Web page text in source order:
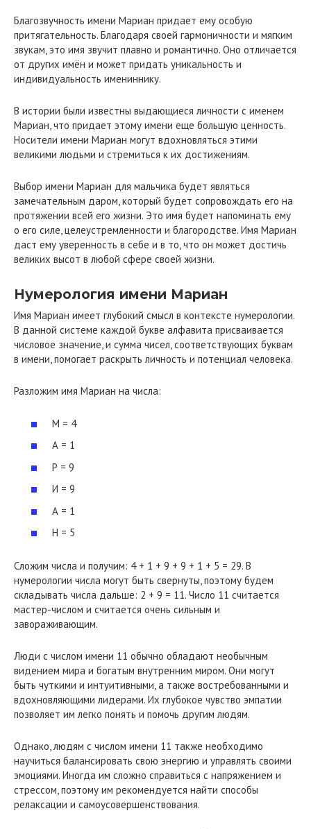
Благозвучность имени Мариан придает ему особую
притягательность. Благодаря своей гармоничности и мягким
звукам, это имя звучит плавно и романтично. Оно отличается
от других имён и может придать уникальность и
индивидуальность имениннику.
В истории были известны выдающиеся личности с именем
Мариан, что придает этому имени еще большую ценность.
Носители имени Мариан могут вдохновляться этими
великими людьми и стремиться к их достижениям.
Выбор имени Мариан для мальчика будет являться
замечательным даром, который будет сопровождать его на
протяжении всей его жизни. Это имя будет напоминать ему
о его силе, целеустремленности и благородстве. Имя Мариан
даст ему уверенность в себе и в то, что он может достичь
великих высот в любой сфере своей жизни.
Нумерология имени Мариан
Имя Мариан имеет глубокий смысл в контексте нумерологии.
В данной системе каждой букве алфавита присваивается
числовое значение, и сумма чисел, соответствующих буквам
в имени, помогает раскрыть личность и потенциал человека.
Разложим имя Мариан на числа:
М = 4
А = 1
Р = 9
И = 9
А = 1
Н = 5
Сложим числа и получим: 4 + 1 + 9 + 9 + 1 + 5 = 29. В
нумерологии числа могут быть свернуты, поэтому будем
складывать числа дальше: 2 + 9 = 11. Число 11 считается
мастер-числом и считается очень сильным и
завораживающим.
Люди с числом имени 11 обычно обладают необычным
видением мира и богатым внутренним миром. Они могут
быть чуткими и интуитивными, а также востребованными и
вдохновляющими лидерами. Их глубокое чувство эмпатии
позволяет им легко понять и помочь другим людям.
Однако, людям с числом имени 11 также необходимо
научиться балансировать свою энергию и управлять своими
эмоциями. Иногда им сложно справиться с напряжением и
стрессом, поэтому им рекомендуется найти способы
релаксации и самоусовершенствования.